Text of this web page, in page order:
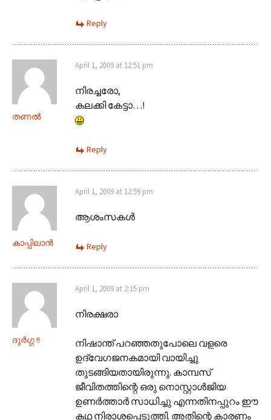
Reply
തണല്‍
April 1, 2009 at 12:51 pm
നിരച്ചരോ,
കലക്കി കേട്ടാ…!
Reply
കാപ്പിലാന്‍
April 1, 2009 at 12:59 pm
ആശംസകള്‍
Reply
ദുര്‍ഗ്ഗ !!
April 1, 2009 at 2:15 pm
നിരക്ഷരാ
നിഷാന്ത് പറഞ്ഞതുപോലെ വളരെ
ഉദ്വേഗജനകമായി വായിച്ചു
തുടങ്ങിയതായിരുന്നു. കാമ്പസ്
ജീവിതത്തിന്റെ ഒരു നൊസ്റ്റാള്‍ജിയ
ഉണര്‍ത്താര്‍ സാധിച്ചു എന്നതിനപ്പുറം ഈ
കഥ നിരാശപ്പെടുത്തി. അതിന്റെ കാരണം